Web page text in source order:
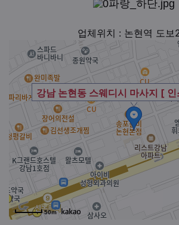
업체위치 : 논현역 도보
강남 논현동 스웨디시 마사지 [
50m